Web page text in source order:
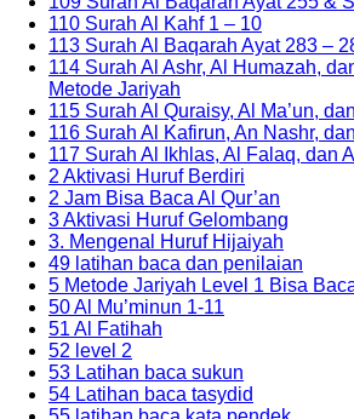
110 Surah Al Kahf 1 – 10
113 Surah Al Baqarah Ayat 283 –
114 Surah Al Ashr, Al Humazah,
Metode Jariyah
115 Surah Al Quraisy, Al Ma’un,
116 Surah Al Kafirun, An Nashr,
117 Surah Al Ikhlas, Al Falaq, dan
2 Aktivasi Huruf Berdiri
2 Jam Bisa Baca Al Qur’an
3 Aktivasi Huruf Gelombang
3. Mengenal Huruf Hijaiyah
49 latihan baca dan penilaian
5 Metode Jariyah Level 1 Bisa
50 Al Mu’minun 1-11
51 Al Fatihah
52 level 2
53 Latihan baca sukun
54 Latihan baca tasydid